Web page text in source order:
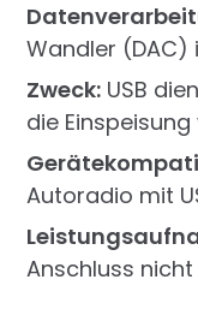
Wandler (DAC)
Zweck:USB
die
Autoradio mit
Anschluss